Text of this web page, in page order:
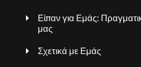
Είπαν για Εμάς:
μας
Σχετικά με Εμάς